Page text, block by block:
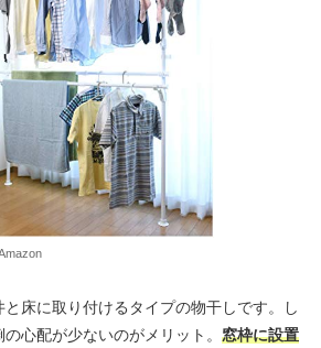
床に取り付けるタイプの物干しです。し
心配が少ないのがメリット。 窓枠に設置